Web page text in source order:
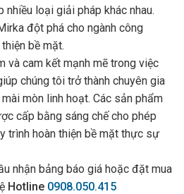
nhiều loại giải pháp khác nhau.
đột phá cho ngành công
bề mặt.
và cam kết mạnh mẽ trong việc
chúng tôi trở thành chuyên gia
mòn linh hoạt. Các sản phẩm
cấp bằng sáng chế cho phép
trình hoàn thiện bề mặt thực sự
nhận bảng báo giá hoặc đặt mua
Hotline 0908.050.415